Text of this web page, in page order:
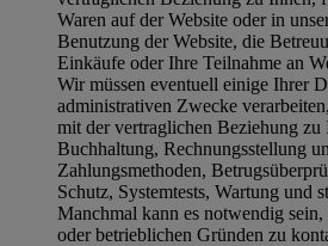
Waren auf der Website oder in
Benutzung der Website, die
Einkäufe oder Ihre Teilnahme an
Wir müssen eventuell einige Ihrer
administrativen Zwecke
mit der vertraglichen Beziehung zu
Buchhaltung, Rechnungsstellung
Zahlungsmethoden,
Schutz, Systemtests, Wartung und
Manchmal kann es notwendig
oder betrieblichen Gründen zu